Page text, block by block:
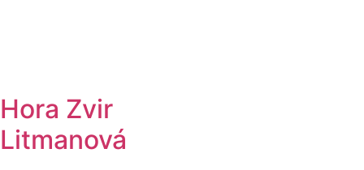
Hora Zvir
Litmanová